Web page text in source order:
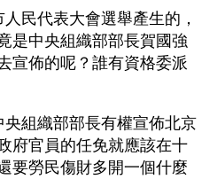
民代表大會選舉產生的，
是中央組織部部長賀國強
宣佈的呢？誰有資格委派
組織部部長有權宣佈北京
府官員的任免就應該在十
要勞民傷財多開一個什麼